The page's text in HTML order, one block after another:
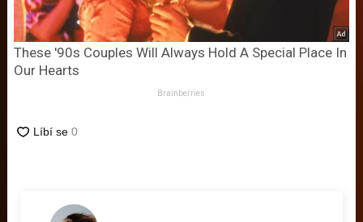
These '90s Couples Will Always Hold A Special Place In
Our Hearts
Brainberries